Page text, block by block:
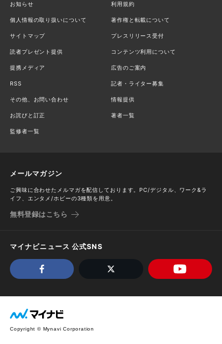
お知らせ 利用規約
個人情報の取り扱いについて 著作権と転載について
サイトマップ プレスリリース受付
読者プレゼント提供 コンテンツ利用について
提携メディア 広告のご案内
RSS 記者・ライター募集
その他、お問い合わせ 情報提供
お詫びと訂正 著者一覧
監修者一覧
メールマガジン
ご興味に合わせたメルマガを配信しております。PC/デジタル、ワーク&ラ
イフ、エンタメ/ホビーの3種類を用意。
無料登録はこちら
マイナビニュース 公式SNS
Copyright © Mynavi Corporation